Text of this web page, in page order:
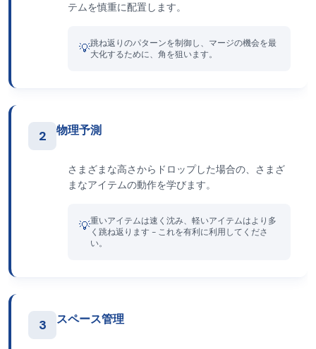
テムを慎重に配置します。
💡跳ね返りのパターンを制御し、マージの機会を最
大化するために、角を狙います。
2 物理予測
さまざまな高さからドロップした場合の、さまざ
まなアイテムの動作を学びます。
💡重いアイテムは速く沈み、軽いアイテムはより多
く跳ね返ります - これを有利に利用してくださ
い。
3 スペース管理